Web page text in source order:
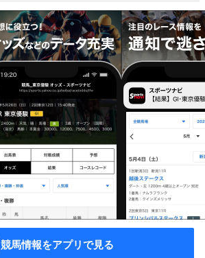
競馬情報をアプリで見る